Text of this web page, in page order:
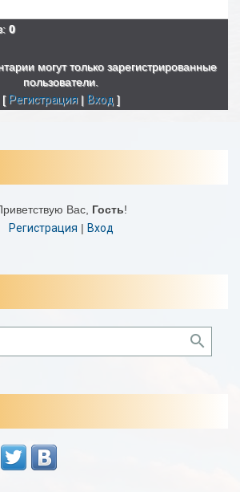
: 0
могут только зарегистрированные
пользователи.
[ Регистрация| Вход ]
Вас, Гость!
Регистрация | Вход